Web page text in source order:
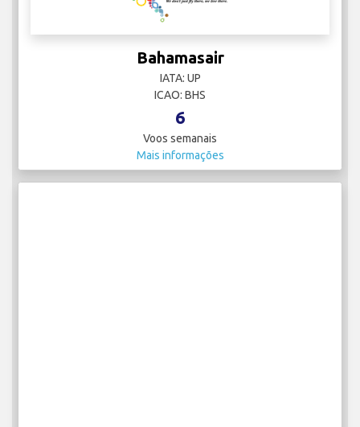
Bahamasair
IATA: UP
ICAO: BHS
6
Voos semanais
Mais informações